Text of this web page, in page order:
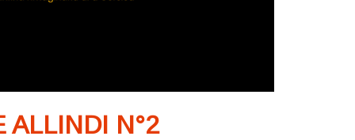
ALLINDI N°2